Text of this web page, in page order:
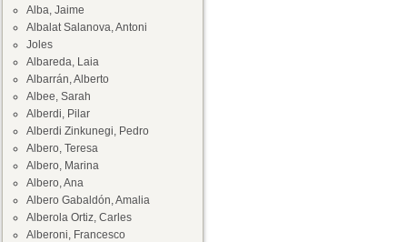
Alba, Jaime
Albalat Salanova, Antoni
Joles
Albareda, Laia
Albarrán, Alberto
Albee, Sarah
Alberdi, Pilar
Alberdi Zinkunegi, Pedro
Albero, Teresa
Albero, Marina
Albero, Ana
Albero Gabaldón, Amalia
Alberola Ortiz, Carles
Alberoni, Francesco